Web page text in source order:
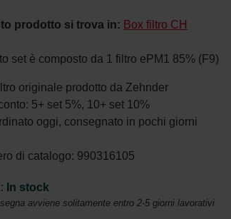
prodotto si trova in: Box filtro CH
set è composto da 1 filtro ePM1 85% (F9)
originale prodotto da Zehnder
5+ set 5%, 10+ set 10%
oggi, consegnato in pochi giorni
di catalogo: 990316105
In stock
avviene solitamente entro 2-5 giorni lavorativi